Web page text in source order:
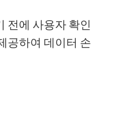
전에 사용자 확인
공하여 데이터 손